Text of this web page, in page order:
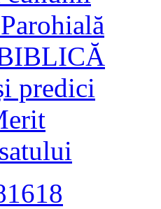
predici